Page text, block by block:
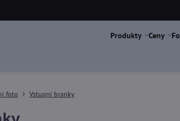
Produkty Ceny
foto Vstupní branky